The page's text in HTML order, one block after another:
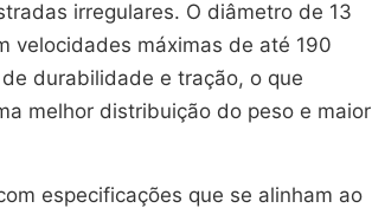
irregulares. O diâmetro de 13
velocidades máximas de até 190
durabilidade e tração, o que
melhor distribuição do peso e maior
especificações que se alinham ao